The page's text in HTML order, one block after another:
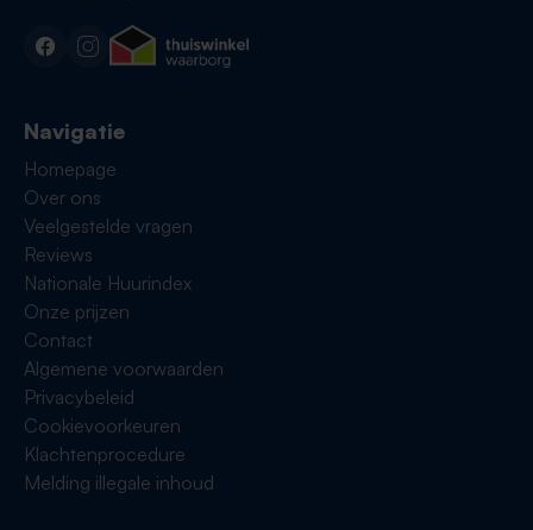
Navigatie
Homepage
Over ons
Veelgestelde vragen
Reviews
Nationale Huurindex
Onze prijzen
Contact
Algemene voorwaarden
Privacybeleid
Cookievoorkeuren
Klachtenprocedure
Melding illegale inhoud